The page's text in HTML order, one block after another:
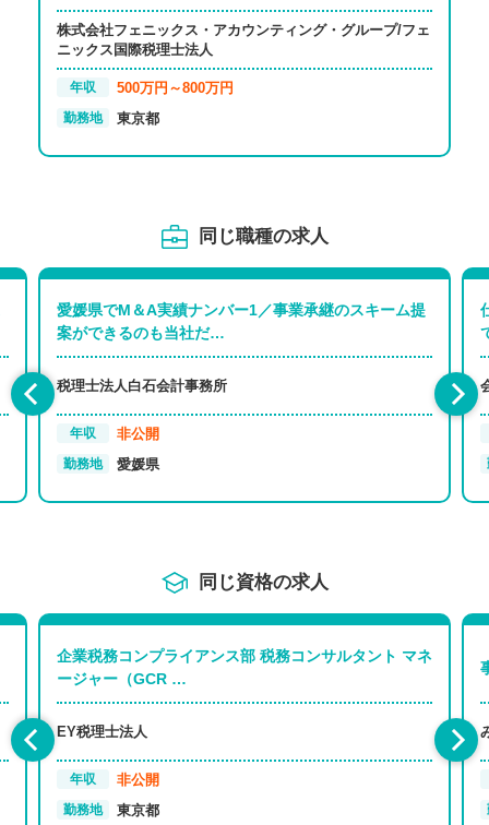
株式会社フェニックス・アカウンティング・グループ/フェ
ニックス国際税理士法人
年収 500万円～800万円
勤務地 東京都
同じ職種の求人
愛媛県でM＆A実績ナンバー1／事業承継のスキーム提
案ができるのも当社だ…
税理士法人白石会計事務所
年収 非公開
勤務地 愛媛県
同じ資格の求人
企業税務コンプライアンス部 税務コンサルタント マネ
ージャー（GCR …
EY税理士法人
年収 非公開
勤務地 東京都